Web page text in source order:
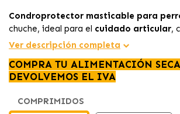
Condroprotector masticable para
chuche, ideal para el cuidado articular,
Boswellia y Micro-PEA que ayudan a
saludables.
Ver descripción completa
COMPRA TU ALIMENTACIÓN
DEVOLVEMOS EL IVA
COMPRIMIDOS